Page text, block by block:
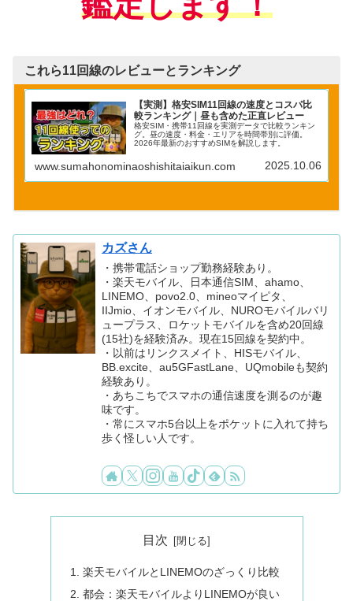
これら11回線のレビューとランキング
【実測】格安SIM11回線の速度とコスパ比
較ランキング｜昼も含めた正直レビュー
格安SIM・携帯11回線を実測データで比較ランキン
グ。昼の速度・料金・エリアを時間帯別に評価。
2026年最新のおすすめSIMを解説します。
www.sumahonominaoshishitaiaikun.com 2025.10.06
カズさん
・携帯電話ショップ勤務経験あり。
・楽天モバイル、日本通信SIM、ahamo、
LINEMO、povo2.0、mineoマイピタ、
IIJmio、イオンモバイル、NUROモバイルバリ
ュープラス、ロケットモバイルを含め20回線
(15社)を経験済み。現在15回線を契約中。
・以前はリンクスメイト、HISモバイル、
BB.excite、au5GFastLane、UQmobileも契約
経験あり。
・あちこちでスマホの通信速度を測るのが趣
味です。
・常にスマホ5台以上をポケットに入れて持ち
歩く怪しい人です。
目次
楽天モバイルとLINEMOのざっくり比較
都会：楽天モバイルよりLINEMOが良い